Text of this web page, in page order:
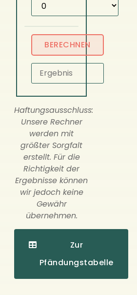
Haftungsausschluss:
Unsere Rechner
werden mit
größter Sorgfalt
erstellt. Für die
Richtigkeit der
Ergebnisse können
wir jedoch keine
Gewähr
übernehmen.
Zur
Pfändungstabelle